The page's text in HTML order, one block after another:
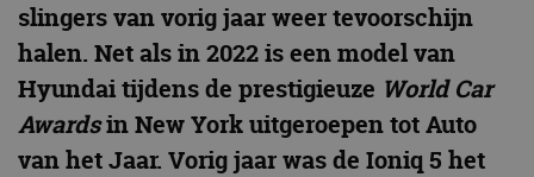
slingers van vorig jaar weer tevoorschijn
halen. Net als in 2022 is een model van
Hyundai tijdens de prestigieuze World Car
Awardsin New York uitgeroepen tot Auto
van het Jaar. Vorig jaar was de Ioniq 5 het